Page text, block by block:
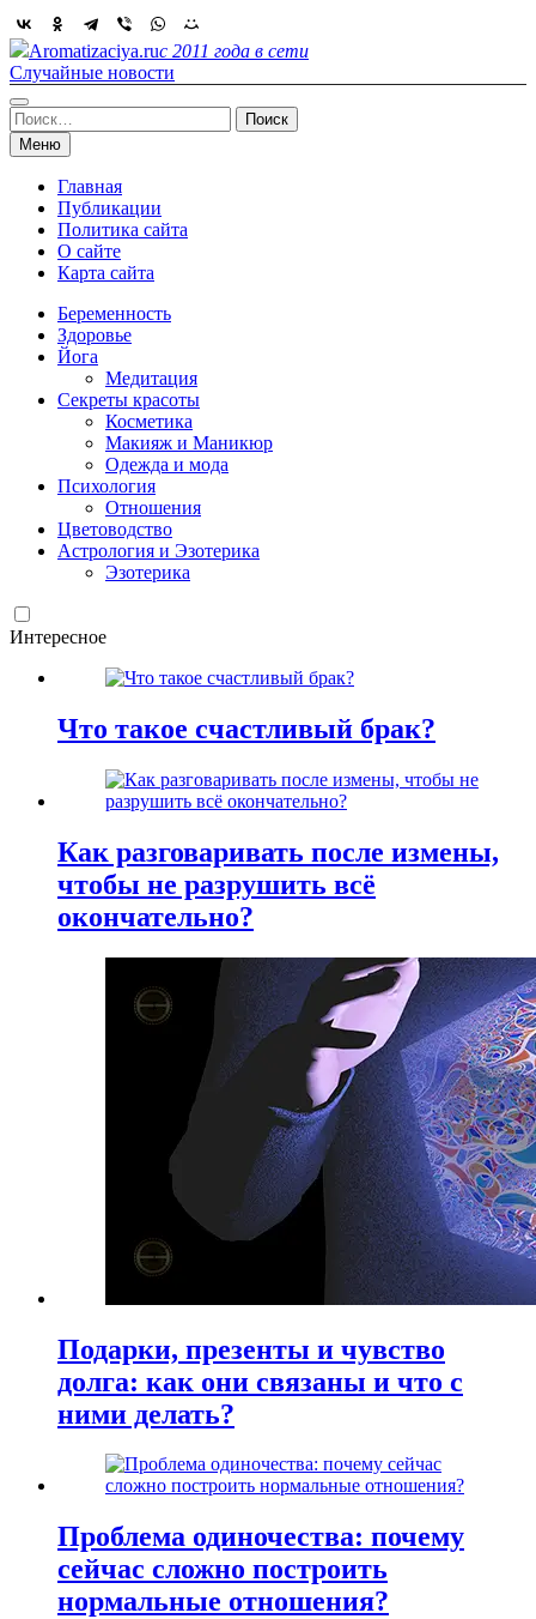
Skip
to
content
Aromatizaciya.ruс 2011 года в сети
Случайные новости
Найти:
Меню
Главная
Публикации
Политика сайта
О сайте
Карта сайта
Беременность
Здоровье
Йога
Медитация
Секреты красоты
Косметика
Макияж и Маникюр
Одежда и мода
Психология
Отношения
Цветоводство
Астрология и Эзотерика
Эзотерика
Интересное
Что такое счастливый брак?
Как разговаривать после измены,
чтобы не разрушить всё
окончательно?
Подарки, презенты и чувство
долга: как они связаны и что с
ними делать?
Проблема одиночества: почему
сейчас сложно построить
нормальные отношения?